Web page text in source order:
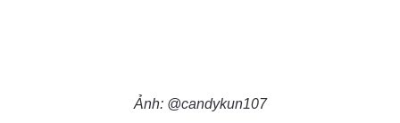
Ảnh: @candykun107